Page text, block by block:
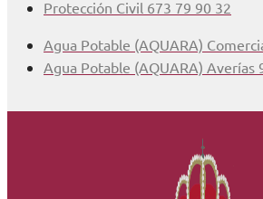
Protección Civil 673 79 90 32
Agua Potable (AQUARA)
Agua Potable (AQUARA) Averías